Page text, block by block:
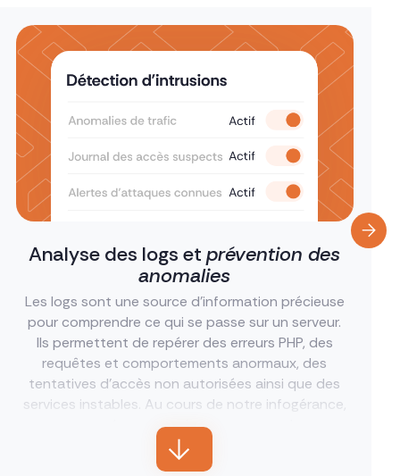
composants critiques de la stack
Analyse des logs et prévention des
anomalies
Les logs sont une source d’information précieuse
pour comprendre ce qui se passe sur un serveur.
Ils permettent de repérer des erreurs PHP, des
requêtes et comportements anormaux, des
tentatives d’accès non autorisées ainsi que des
services instables. Au cours de notre infogérance,
nous analysons ces journaux pour mieux
diagnostiquer les incidents et repérer plus tôt
certains signaux faibles. Vos logs sont conservés